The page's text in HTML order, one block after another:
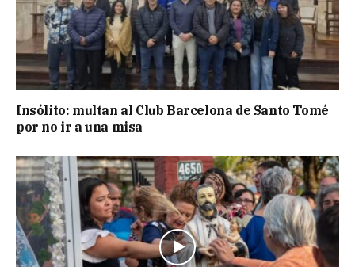
Insólito: multan al Club Barcelona de Santo Tomé
por no ir a una misa